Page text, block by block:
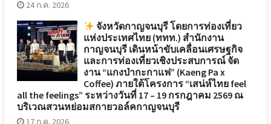
24 ก.ค. 2026
จังหวัดกาญจนบุรี โดยการท่องเที่ยว
แห่งประเทศไทย (ททท.) สำนักงาน
กาญจนบุรี เดินหน้าขับเคลื่อนเศรษฐกิจ
และการท่องเที่ยวเชิงประสบการณ์ จัด
งาน “แกงป่ากะกาแฟ” (Kaeng Pa x
Coffee) ภายใต้โครงการ “เสน่ห์ไทย feel
all the feelings” ระหว่างวันที่ 17 – 19 กรกฎาคม 2569 ณ
บริเวณสวนหย่อมสกายวอล์คกาญจนบุรี